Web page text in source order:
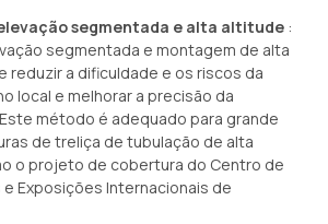
segmentada e alta altitude :
segmentada e montagem de alta
reduzir a dificuldade e os riscos da
local e melhorar a precisão da
método é adequado para grande
de treliça de tubulação de alta
o projeto de cobertura do Centro de
Exposições Internacionais de